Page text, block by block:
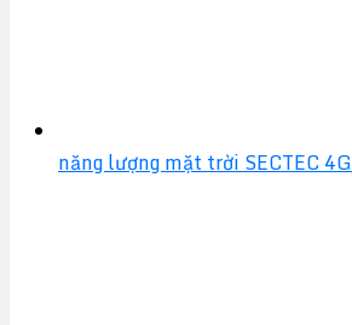
năng lượng mặt trời SECTEC 4G